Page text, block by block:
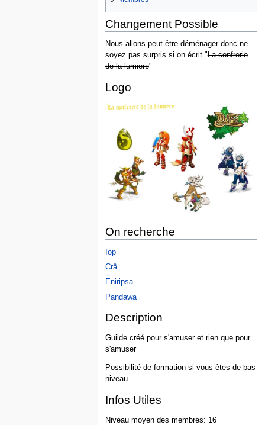
Changement Possible
Nous allons peut être déménager donc ne
soyez pas surpris si on écrit "La confrerie
de la lumiere"
Logo
On recherche
Iop
Crâ
Eniripsa
Pandawa
Description
Guilde créé pour s'amuser et rien que pour
s'amuser
Possibilité de formation si vous êtes de bas
niveau
Infos Utiles
Niveau moyen des membres: 16